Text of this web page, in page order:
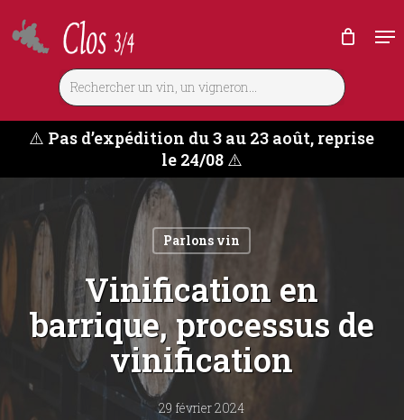
to
main
⚠️ Pas d’expédition du 3 au 23 août, reprise
le 24/08⚠️
Parlons vin
Vinification en
barrique, processus de
vinification
29 février 2024